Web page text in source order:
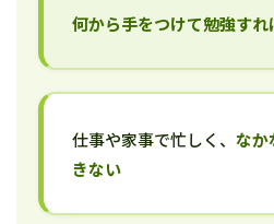
何から手をつけて勉強すれ
仕事や家事で忙しく、 なか
きない